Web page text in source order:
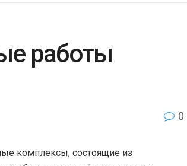
работы
0
комплексы, состоящие из